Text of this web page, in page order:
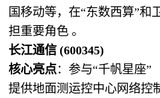
国移动等，在“东数西算”和
担重要角色 。
长江通信 (600345)
核心亮点：参与“千帆星座”
提供地面测运控中心网络控